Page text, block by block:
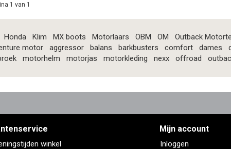
1 van 1
Honda Klim MX boots Motorlaars OBM OM Outback
motor aggressor balans barkbusters comfort dames
motorhelm motorjas motorkleding nexx offroad
winkel
Mijn account
Inloggen